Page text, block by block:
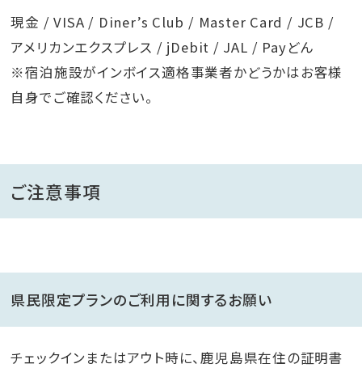
現金 / VISA / Diner’s Club / Master Card / JCB /
アメリカンエクスプレス / jDebit / JAL / Payどん
※宿泊施設がインボイス適格事業者かどうかはお客様
自身でご確認ください。
ご注意事項
県民限定プランのご利用に関するお願い
チェックインまたはアウト時に、鹿児島県在住の証明書